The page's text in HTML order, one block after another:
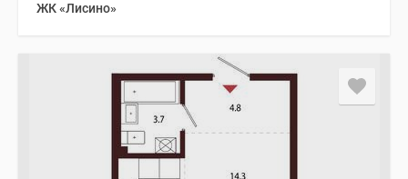
ЖК «Лисино»